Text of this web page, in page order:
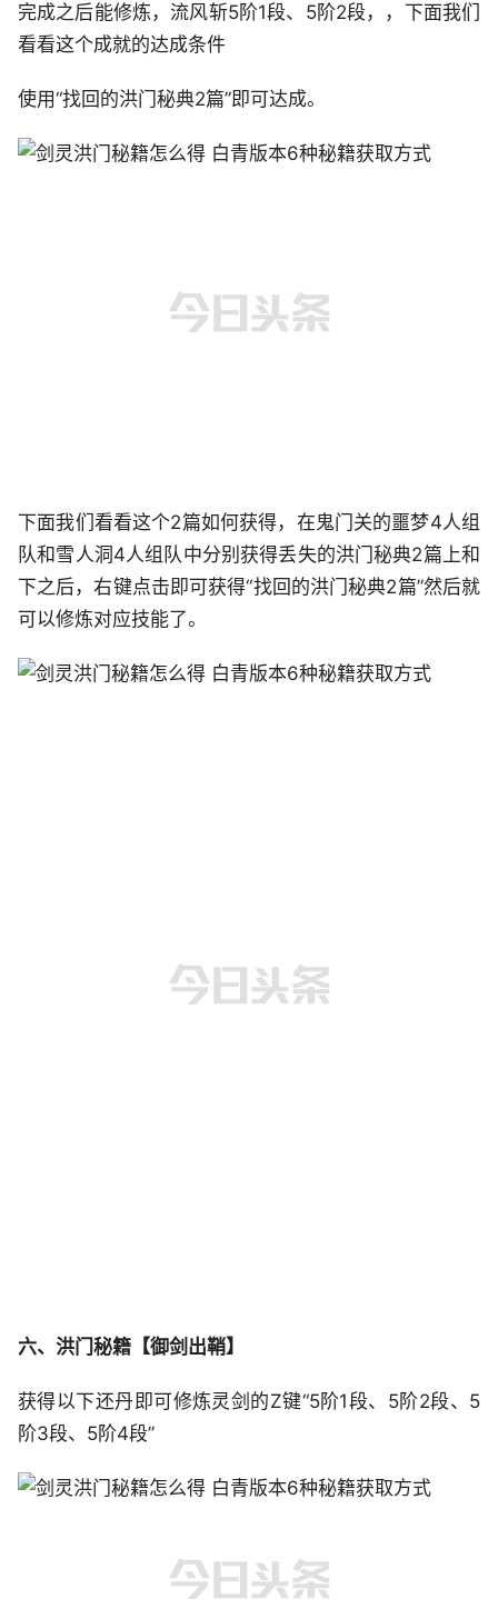
完成之后能修炼，流风斩5阶1段、5阶2段，，下面我们
看看这个成就的达成条件
使用“找回的洪门秘典2篇”即可达成。
下面我们看看这个2篇如何获得，在鬼门关的噩梦4人组
队和雪人洞4人组队中分别获得丢失的洪门秘典2篇上和
下之后，右键点击即可获得“找回的洪门秘典2篇”然后就
可以修炼对应技能了。
六、洪门秘籍【御剑出鞘】
获得以下还丹即可修炼灵剑的Z键“5阶1段、5阶2段、5
阶3段、5阶4段”